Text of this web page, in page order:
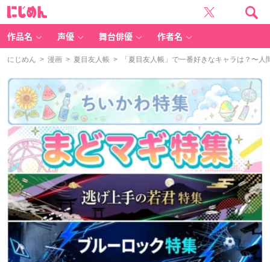
作品名 声優 舞台俳優 作者名
にじめん > 漫画 > 夏目友人帳 > 「夏目友人帳」で一番好きなキャラは？〜人